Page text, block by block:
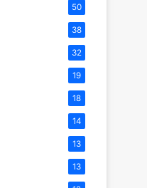
50
38
32
19
18
14
13
13